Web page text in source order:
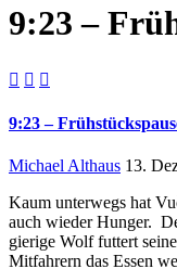
9:23 –
  
9:23 –
Michael Althaus 13.
Kaum unterwegs hat
auch wieder Hunger.
gierige Wolf futtert
Mitfahrern das Essen